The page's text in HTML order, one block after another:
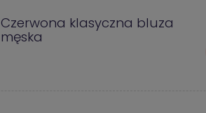
Czerwona klasyczna bluza
męska